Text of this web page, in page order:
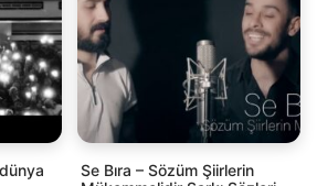
Se Bıra – Sözüm Şiirlerin